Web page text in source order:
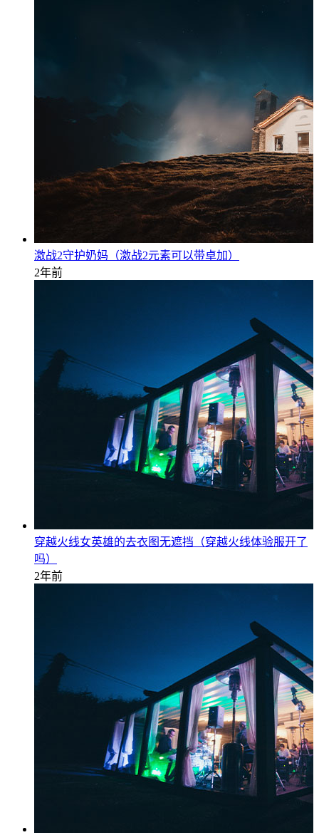
激战2守护奶妈（激战2元素可以带卓加）
2年前
穿越火线女英雄的去衣图无遮挡（穿越火线体验服开了
吗）
2年前